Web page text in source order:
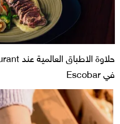
في Escobar